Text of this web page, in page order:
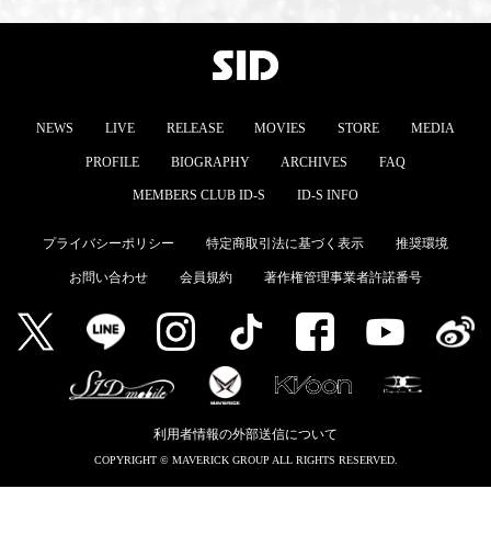
日本語
English
NEWS LIVE RELEASE MOVIES STORE MEDIA
PROFILE BIOGRAPHY ARCHIVES FAQ
MEMBERS CLUB ID-S ID-S INFO
プライバシーポリシー 特定商取引法に基づく表示 推奨環境
お問い合わせ 会員規約 著作権管理事業者許諾番号
利用者情報の外部送信について
COPYRIGHT © MAVERICK GROUP ALL RIGHTS RESERVED.